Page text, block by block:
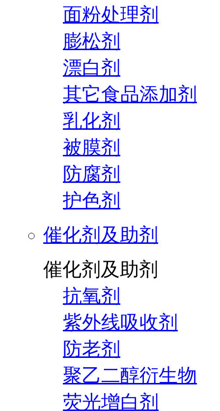
面粉处理剂
膨松剂
漂白剂
其它食品添加剂
乳化剂
被膜剂
防腐剂
护色剂
催化剂及助剂
催化剂及助剂
抗氧剂
紫外线吸收剂
防老剂
聚乙二醇衍生物
荧光增白剂